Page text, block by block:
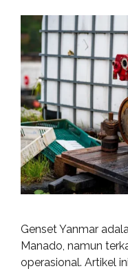
Genset Yanmar
Manado, namun
operasional. Artikel